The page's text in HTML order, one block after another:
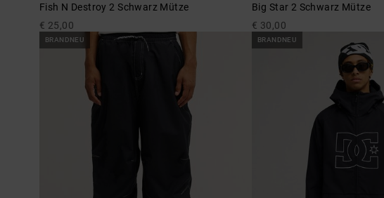
Fish N Destroy 2 Schwarz Mütze
€ 25,00
Big Star 2 Schwarz Mütze
€ 30,00
BRANDNEU BRANDNEU